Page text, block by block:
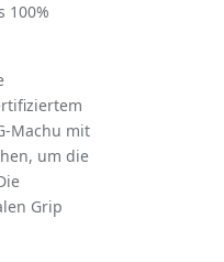
100%
Machu mit
um die
Grip